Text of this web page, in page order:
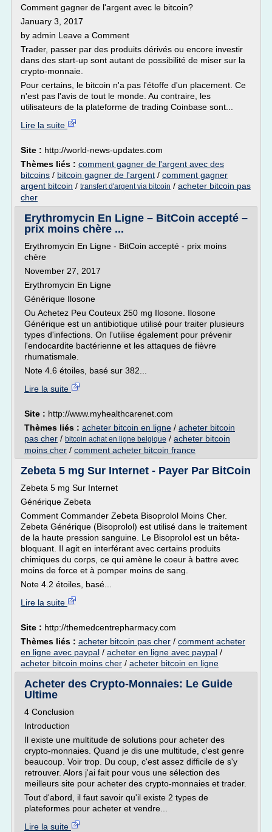
Comment gagner de l'argent avec le bitcoin?
January 3, 2017
by admin Leave a Comment
Trader, passer par des produits dérivés ou encore investir
dans des start-up sont autant de possibilité de miser sur la
crypto-monnaie.
Pour certains, le bitcoin n'a pas l'étoffe d'un placement. Ce
n'est pas l'avis de tout le monde. Au contraire, les
utilisateurs de la plateforme de trading Coinbase sont...
Lire la suite
Site : http://world-news-updates.com
Thèmes liés : comment gagner de l'argent avec des
bitcoins / bitcoin gagner de l'argent / comment gagner
argent bitcoin / transfert d'argent via bitcoin / acheter bitcoin pas
cher
Erythromycin En Ligne – BitCoin accepté –
prix moins chère ...
Erythromycin En Ligne - BitCoin accepté - prix moins
chère
November 27, 2017
Erythromycin En Ligne
Générique Ilosone
Ou Achetez Peu Couteux 250 mg Ilosone. Ilosone
Générique est un antibiotique utilisé pour traiter plusieurs
types d'infections. On l'utilise également pour prévenir
l'endocardite bactérienne et les attaques de fièvre
rhumatismale.
Note 4.6 étoiles, basé sur 382...
Lire la suite
Site : http://www.myhealthcarenet.com
Thèmes liés : acheter bitcoin en ligne / acheter bitcoin
pas cher / bitcoin achat en ligne belgique / acheter bitcoin
moins cher / comment acheter bitcoin france
Zebeta 5 mg Sur Internet - Payer Par BitCoin
Zebeta 5 mg Sur Internet
Générique Zebeta
Comment Commander Zebeta Bisoprolol Moins Cher.
Zebeta Générique (Bisoprolol) est utilisé dans le traitement
de la haute pression sanguine. Le Bisoprolol est un bêta-
bloquant. Il agit en interférant avec certains produits
chimiques du corps, ce qui amène le coeur à battre avec
moins de force et à pomper moins de sang.
Note 4.2 étoiles, basé...
Lire la suite
Site : http://themedcentrepharmacy.com
Thèmes liés : acheter bitcoin pas cher / comment acheter
en ligne avec paypal / acheter en ligne avec paypal /
acheter bitcoin moins cher / acheter bitcoin en ligne
Acheter des Crypto-Monnaies: Le Guide
Ultime
4 Conclusion
Introduction
Il existe une multitude de solutions pour acheter des
crypto-monnaies. Quand je dis une multitude, c'est genre
beaucoup. Voir trop. Du coup, c'est assez difficile de s'y
retrouver. Alors j'ai fait pour vous une sélection des
meilleurs site pour acheter des crypto-monnaies et trader.
Tout d'abord, il faut savoir qu'il existe 2 types de
plateformes pour acheter et vendre...
Lire la suite